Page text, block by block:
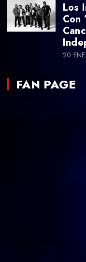
Los
Con
20
FAN PAGE